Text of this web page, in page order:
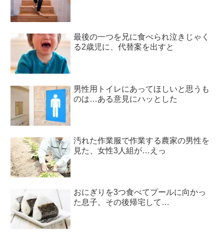
最後の一つを兄に食べられ泣きじゃく
る2歳児に、代替案を出すと
男性用トイレにあってほしいと思うも
のは…ある意見にハッとした
汚れた作業服で作業する農家の男性を
見た、女性3人組が…えっ
おにぎりを3つ食べてプールに向かっ
た息子。その後帰宅して…